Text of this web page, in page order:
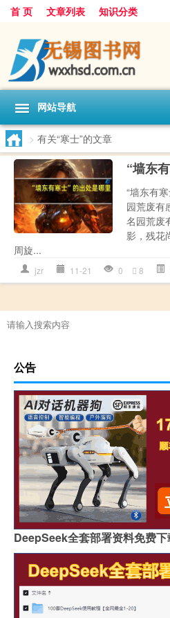
首 页 文章列表 知识分类
网站导航
> 有关“寒士”的文章
“墙东
“墙东有
园荒废有
名园荒废
影，残花
周旋...
jzr 11-21 0 8
公告
DeepSeek全套部署资料免费下